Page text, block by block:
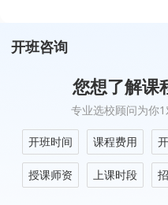
开班咨询
您想了解课
专业选校顾问为你
开班时间 课程费用
授课师资 上课时段